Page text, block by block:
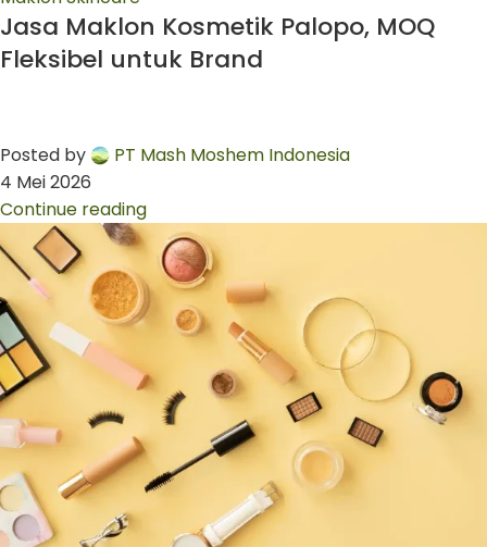
Jasa Maklon Kosmetik Palopo, MOQ
Fleksibel untuk Brand
Posted by
PT Mash Moshem Indonesia
4 Mei 2026
Continue reading